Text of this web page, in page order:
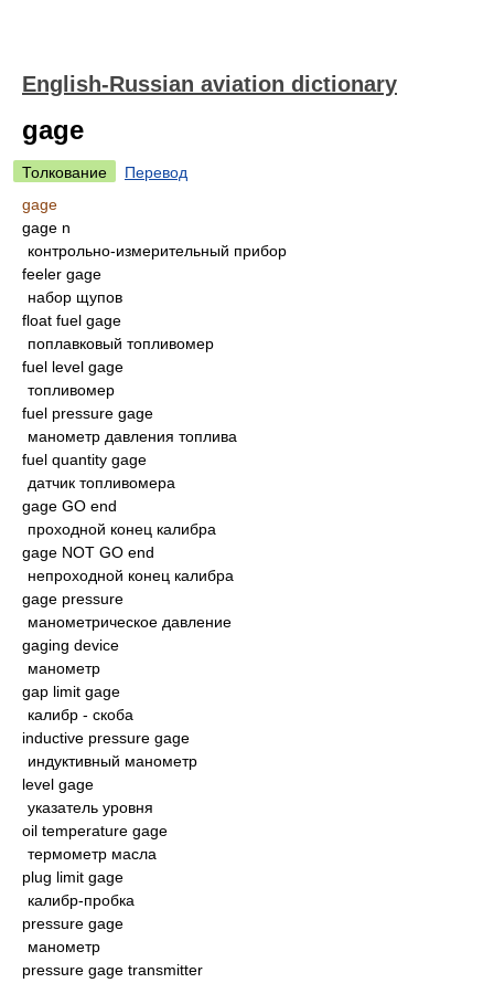
English-Russian aviation dictionary
gage
Толкование
Перевод
gage
gage n
контрольно-измерительный прибор
feeler gage
набор щупов
float fuel gage
поплавковый топливомер
fuel level gage
топливомер
fuel pressure gage
манометр давления топлива
fuel quantity gage
датчик топливомера
gage GO end
проходной конец калибра
gage NOT GO end
непроходной конец калибра
gage pressure
манометрическое давление
gaging device
манометр
gap limit gage
калибр - скоба
inductive pressure gage
индуктивный манометр
level gage
указатель уровня
oil temperature gage
термометр масла
plug limit gage
калибр-пробка
pressure gage
манометр
pressure gage transmitter